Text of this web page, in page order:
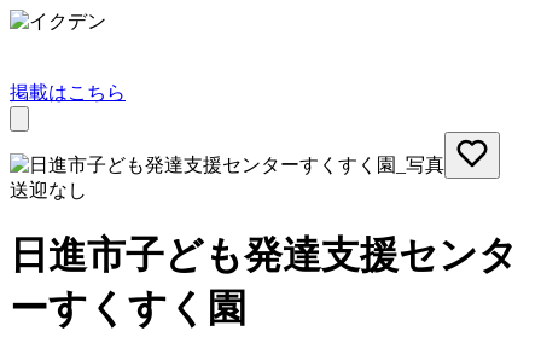
掲載はこちら
送迎なし
日進市子ども発達支援センタ
ーすくすく園